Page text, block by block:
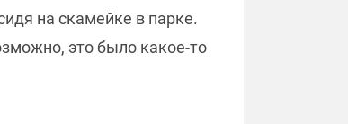
на скамейке в парке.
это было какое-то